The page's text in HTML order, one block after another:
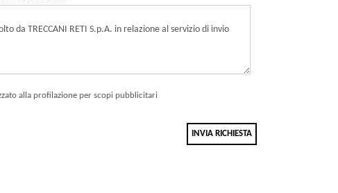
alla profilazione per scopi pubblicitari
INVIA RICHIESTA